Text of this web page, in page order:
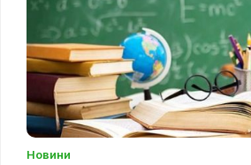
Новини